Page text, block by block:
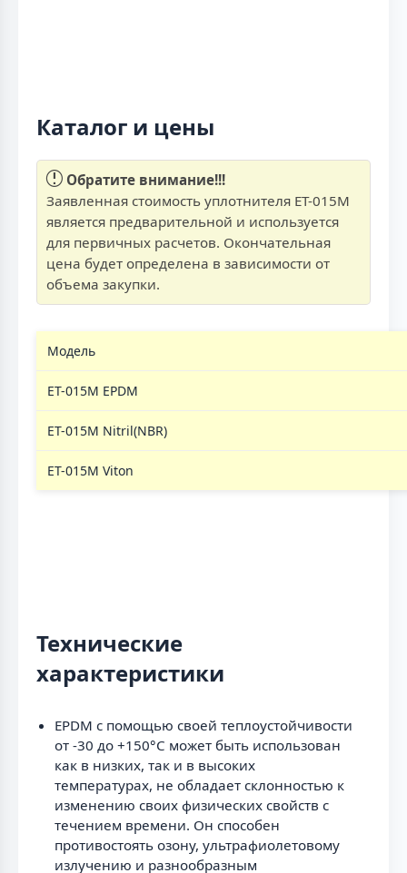
Каталог и цены
Обратите внимание!!!
Заявленная стоимость уплотнителя ЕТ-015М
является предварительной и используется
для первичных расчетов. Окончательная
цена будет определена в зависимости от
объема закупки.
Модель
ЕТ-015M EPDM
ЕТ-015M Nitril(NBR)
ЕТ-015M Viton
Технические
характеристики
EPDM с помощью своей теплоустойчивости
от -30 до +150°С может быть использован
как в низких, так и в высоких
температурах, не обладает склонностью к
изменению своих физических свойств с
течением времени. Он способен
противостоять озону, ультрафиолетовому
излучению и разнообразным